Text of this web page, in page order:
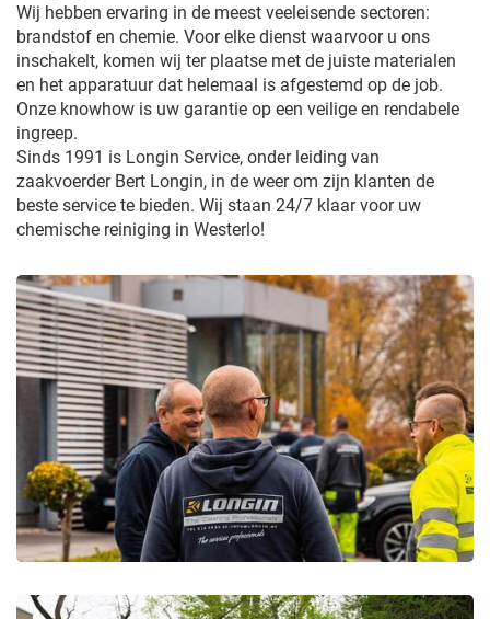
Wij hebben ervaring in de meest veeleisende sectoren:
brandstof en chemie. Voor elke dienst waarvoor u ons
inschakelt, komen wij ter plaatse met de juiste materialen
en het apparatuur dat helemaal is afgestemd op de job.
Onze knowhow is uw garantie op een veilige en rendabele
ingreep.
Sinds 1991 is Longin Service, onder leiding van
zaakvoerder Bert Longin, in de weer om zijn klanten de
beste service te bieden. Wij staan 24/7 klaar voor uw
chemische reiniging in Westerlo!